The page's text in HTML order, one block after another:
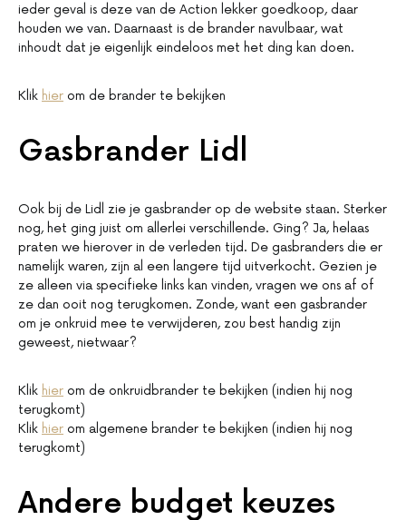
ieder geval is deze van de Action lekker goedkoop, daar
houden we van. Daarnaast is de brander navulbaar, wat
inhoudt dat je eigenlijk eindeloos met het ding kan doen.
Klik hier om de brander te bekijken
Gasbrander Lidl
Ook bij de Lidl zie je gasbrander op de website staan. Sterker
nog, het ging juist om allerlei verschillende. Ging? Ja, helaas
praten we hierover in de verleden tijd. De gasbranders die er
namelijk waren, zijn al een langere tijd uitverkocht. Gezien je
ze alleen via specifieke links kan vinden, vragen we ons af of
ze dan ooit nog terugkomen. Zonde, want een gasbrander
om je onkruid mee te verwijderen, zou best handig zijn
geweest, nietwaar?
Klik hier om de onkruidbrander te bekijken (indien hij nog
terugkomt)
Klik hier om algemene brander te bekijken (indien hij nog
terugkomt)
Andere budget keuzes